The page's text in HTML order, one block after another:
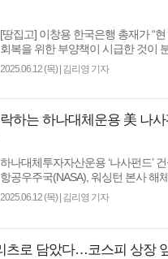
[땅집고] 이창용 한국은행 총재가 “
회복을 위한 부양책이 시급한 것이
다고 경기 부양책에만 과도하게 의존
2025.06.12 (목)| 김리영 기자
하는 하나대체운용 美 나
하나대체투자자산운용 ‘나사펀드’
항공우주국(NASA), 워싱턴 본사 해
들 “원금 손실 우려된다” [땅집고] 하
2025.06.12 (목)| 김리영 기자
츠로 담았다…코스피 상장